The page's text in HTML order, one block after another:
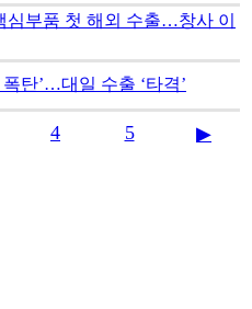
심부품 첫 해외 수출…창사 이
탄’…대일 수출 ‘타격’
4 5 ▶